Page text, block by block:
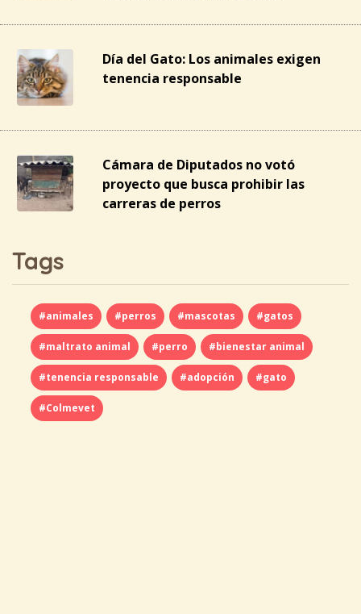
Día del Gato: Los animales exigen
tenencia responsable
Cámara de Diputados no votó
proyecto que busca prohibir las
carreras de perros
Tags
#animales #perros #mascotas #gatos
#maltrato animal #perro #bienestar animal
#tenencia responsable #adopción #gato
#Colmevet